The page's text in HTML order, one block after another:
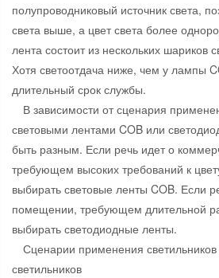
полупроводниковый источник света,
света выше, а цвет света более
лента состоит из нескольких шариков
Хотя светоотдача ниже, чем у лампы
длительный срок службы.
В зависимости от сценария
световыми лентами COB или
быть разным. Если речь идет о
требующем высоких требований к
выбирать световые ленты COB. Если
помещении, требующем длительной
выбирать светодиодные ленты.
Сценарии применения
светильников